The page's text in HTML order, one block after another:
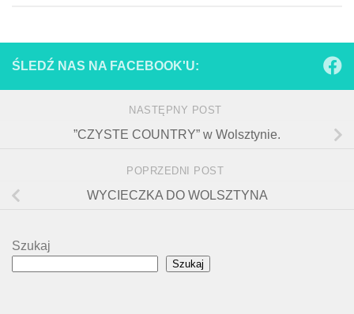
ŚLEDŹ NAS NA FACEBOOK'U:
NASTĘPNY POST
”CZYSTE COUNTRY” w Wolsztynie.
POPRZEDNI POST
WYCIECZKA DO WOLSZTYNA
Szukaj
Szukaj